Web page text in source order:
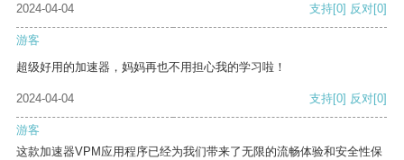
2024-04-04 支持[0] 反对[0]
游客
超级好用的加速器，妈妈再也不用担心我的学习啦！
2024-04-04 支持[0] 反对[0]
游客
这款加速器VPM应用程序已经为我们带来了无限的流畅体验和安全性保